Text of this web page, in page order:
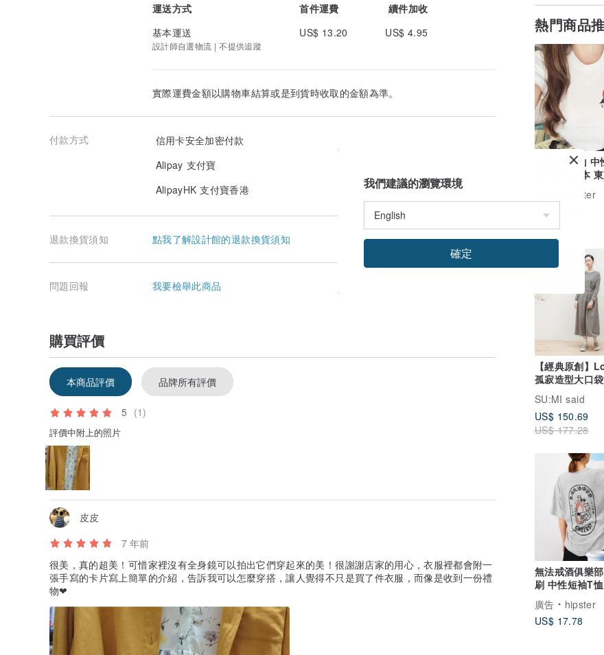
熱門商品
左胸 富士山
恤 白色 日本
hipster
US$ 22.23
【經典原創】
孤寂造型大口
_CLD508_木暮
SU:MI said
US$ 150.69
US$ 177.28
無法戒酒俱樂
刷 中性短袖T
物快速出貨飲酒
廣告
hipster
US$ 17.78
運送方式 首件運費
續件加收
基本運送
US$ 13.20 US$ 4.95
設計師自選物流 | 不提供追蹤
實際運費金額以購物車結算或是到貨時收取的金額為準。
付款方式
信用卡安全加密付款
Alipay 支付寶
AlipayHK 支付寶香港
退款換貨須知 點我了解設計館的退款換貨須知
問題回報 我要檢舉此商品
購買評價
本商品評價 品牌所有評價
5 (1)
評價中附上的照片
皮皮
7 年前
很美，真的超美！可惜家裡沒有全身鏡可以拍出它們穿起來的美！很謝謝店家的用心，衣服裡都會附一
張手寫的卡片寫上簡單的介紹，告訴我可以怎麼穿搭，讓人覺得不只是買了件衣服，而像是收到一份禮
物❤
我們建議的瀏覽環境
確定